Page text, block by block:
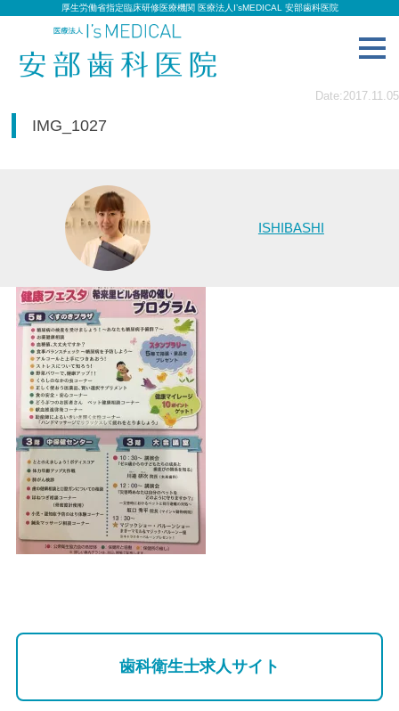
厚生労働省指定臨床研修医療機関 医療法人I’sMEDICAL 安部歯科医院
Date:2017.11.05
IMG_1027
ISHIBASHI
歯科衛生士求人サイト